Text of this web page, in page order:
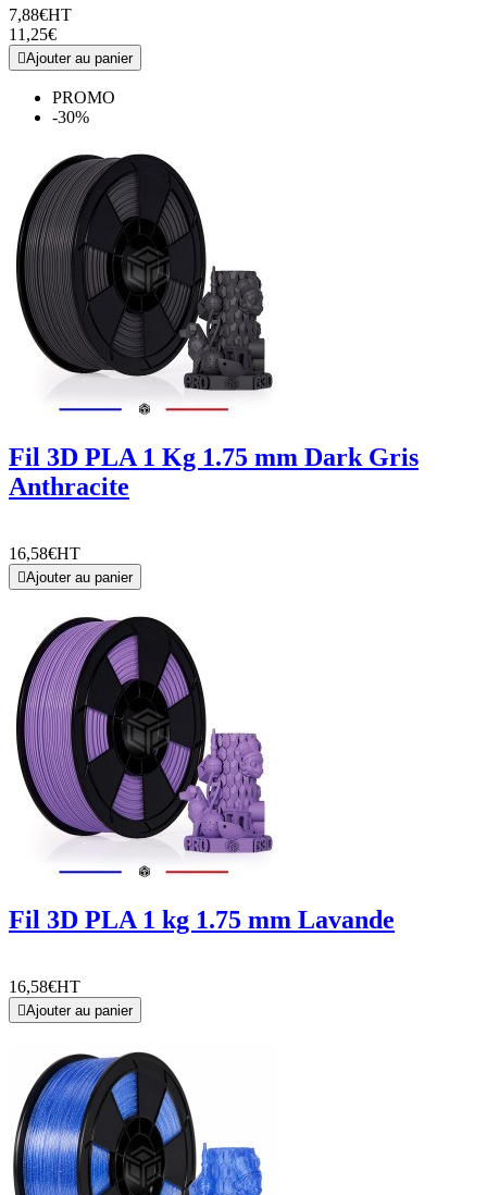
7,88€HT
11,25€
Ajouter au panier
PROMO
-30%
Fil 3D PLA 1 Kg 1.75 mm Dark Gris
Anthracite
16,58€HT
Ajouter au panier
Fil 3D PLA 1 kg 1.75 mm Lavande
16,58€HT
Ajouter au panier